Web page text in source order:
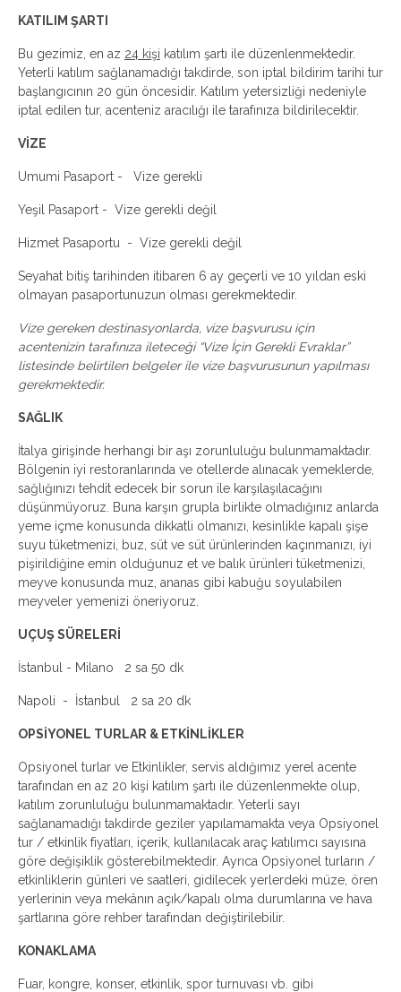
KATILIM ŞARTI
Bu gezimiz, en az 24 kişi katılım şartı ile düzenlenmektedir.
Yeterli katılım sağlanamadığı takdirde, son iptal bildirim tarihi tur
başlangıcının 20 gün öncesidir. Katılım yetersizliği nedeniyle
iptal edilen tur, acenteniz aracılığı ile tarafınıza bildirilecektir.
VİZE
Umumi Pasaport - Vize gerekli
Yeşil Pasaport - Vize gerekli değil
Hizmet Pasaportu - Vize gerekli değil
Seyahat bitiş tarihinden itibaren 6 ay geçerli ve 10 yıldan eski
olmayan pasaportunuzun olması gerekmektedir.
Vize gereken destinasyonlarda, vize başvurusu için
acentenizin tarafınıza ileteceği “Vize İçin Gerekli Evraklar”
listesinde belirtilen belgeler ile vize başvurusunun yapılması
gerekmektedir.
SAĞLIK
İtalya girişinde herhangi bir aşı zorunluluğu bulunmamaktadır.
Bölgenin iyi restoranlarında ve otellerde alınacak yemeklerde,
sağlığınızı tehdit edecek bir sorun ile karşılaşılacağını
düşünmüyoruz. Buna karşın grupla birlikte olmadığınız anlarda
yeme içme konusunda dikkatli olmanızı, kesinlikle kapalı şişe
suyu tüketmenizi, buz, süt ve süt ürünlerinden kaçınmanızı, iyi
pişirildiğine emin olduğunuz et ve balık ürünleri tüketmenizi,
meyve konusunda muz, ananas gibi kabuğu soyulabilen
meyveler yemenizi öneriyoruz.
UÇUŞ SÜRELERİ
İstanbul - Milano 2 sa 50 dk
Napoli - İstanbul 2 sa 20 dk
OPSİYONEL TURLAR & ETKİNLİKLER
Opsiyonel turlar ve Etkinlikler, servis aldığımız yerel acente
tarafından en az 20 kişi katılım şartı ile düzenlenmekte olup,
katılım zorunluluğu bulunmamaktadır. Yeterli sayı
sağlanamadığı takdirde geziler yapılamamakta veya Opsiyonel
tur / etkinlik fiyatları, içerik, kullanılacak araç katılımcı sayısına
göre değişiklik gösterebilmektedir. Ayrıca Opsiyonel turların /
etkinliklerin günleri ve saatleri, gidilecek yerlerdeki müze, ören
yerlerinin veya mekânın açık/kapalı olma durumlarına ve hava
şartlarına göre rehber tarafından değiştirilebilir.
KONAKLAMA
Fuar, kongre, konser, etkinlik, spor turnuvası vb. gibi